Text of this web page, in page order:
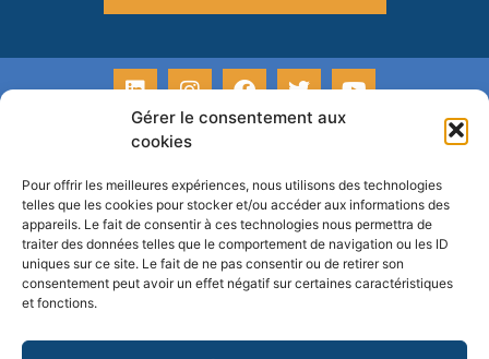
Gérer le consentement aux
cookies
Pour offrir les meilleures expériences, nous utilisons des technologies
telles que les cookies pour stocker et/ou accéder aux informations des
appareils. Le fait de consentir à ces technologies nous permettra de
traiter des données telles que le comportement de navigation ou les ID
uniques sur ce site. Le fait de ne pas consentir ou de retirer son
consentement peut avoir un effet négatif sur certaines caractéristiques
et fonctions.
La certification qualité a été délivrée au titre de la catégorie